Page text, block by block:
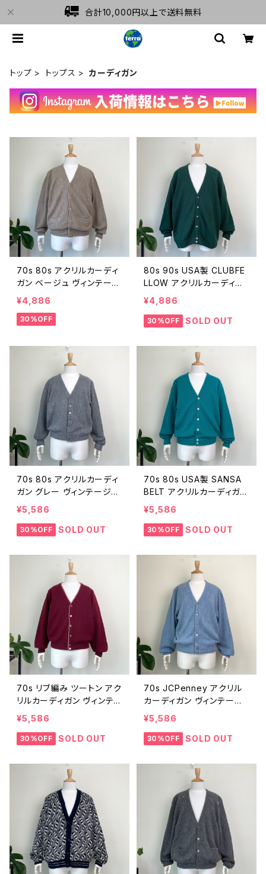
合計10,000円以上で送料無料
トップ トップス カーディガン
70s 80s アクリルカーディ
ガン ベージュ ヴィンテージ
古着 ニット 無地 70年代 8
0年代 ビンテージ 260301
07
¥4,886
30%OFF
80s 90s USA製 CLUBFE
LLOW アクリルカーディガ
ン 緑 グリーン ヴィンテージ
古着 ニット 無地 80年代 9
0年代 ビンテージ XL 260
¥4,886
30%OFF SOLD OUT
70s 80s アクリルカーディ
ガン グレー ヴィンテージ
古着 ニット 無地 70年代 8
0年代 ビンテージ 260301
05
¥5,586
30%OFF SOLD OUT
70s 80s USA製 SANSA
BELT アクリルカーディガン
ターコイズ ヴィンテージ 古
着 ニット 無地 70年代 80
年代 ビンテージ XL 2603
¥5,586
30%OFF SOLD OUT
70s リブ編み ツートン アク
リルカーディガン ヴィンテ
ージ 古着 ニット 小豆色 バ
ーガンディ マルーン ボルド
ー ワインレッド えんじ 70
3
¥5,586
30%OFF SOLD OUT
70s JCPenney アクリル
カーディガン ヴィンテージ
古着 水色 ライトブルー ニッ
ト 70年代 ビンテージ L 26
030102
¥5,586
30%OFF SOLD OUT